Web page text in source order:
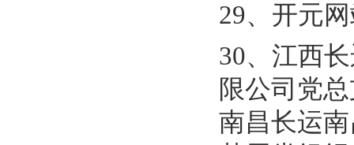
29、开元
30、江西
限公司党
南昌长运